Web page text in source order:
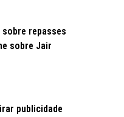
repasses
sobre Jair
publicidade